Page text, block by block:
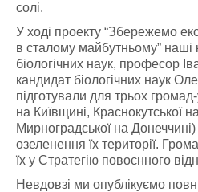
солі.
У ході проекту “Збережемо
в сталому майбутньому” наші
біологічних наук, професор
кандидат біологічних наук
підготували для трьох
на Київщині, Краснокутської
Мирноградської на
озеленення їх території.
їх у Стратегію повоєнного
Невдовзі ми опублікуємо